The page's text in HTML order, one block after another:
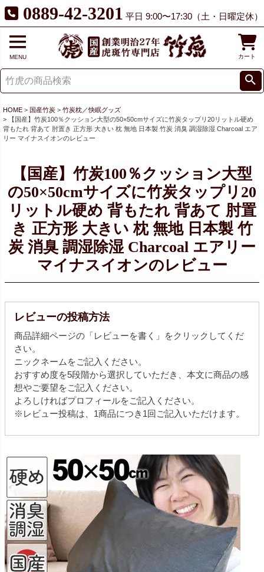
0889-42-3201 平日 9:00〜17:30（土・日曜定休）
MENU カート
HOME 国産竹炭
竹炭枕／快眠グッズ
【国産】竹炭100％クッション大型の50×50cmサイズに竹炭タップリ20リットル硬め
背もたれ 背あて 肘置き 正方形 大きい 枕 無地 日本製 竹炭 消臭 調湿除湿 Charcoal エア
リー マイナスイオンのレビュー
【国産】竹炭100％クッション大型
の50×50cmサイズに竹炭タップリ20
リットル硬め 背もたれ 背あて 肘置
き 正方形 大きい 枕 無地 日本製 竹
炭 消臭 調湿除湿 Charcoal エアリー
マイナスイオンのレビュー
レビューの投稿方法
商品詳細ページの「レビューを書く」をクリックしてくだ
さい。
ニックネームをご記入ください。
おすすめ度を5段階から選択していただき、本文に商品の感
想やご要望をご記入ください。
よろしければプロフィールをご記入ください。
※レビュー投稿は、1商品につき1回ご記入いただけます。